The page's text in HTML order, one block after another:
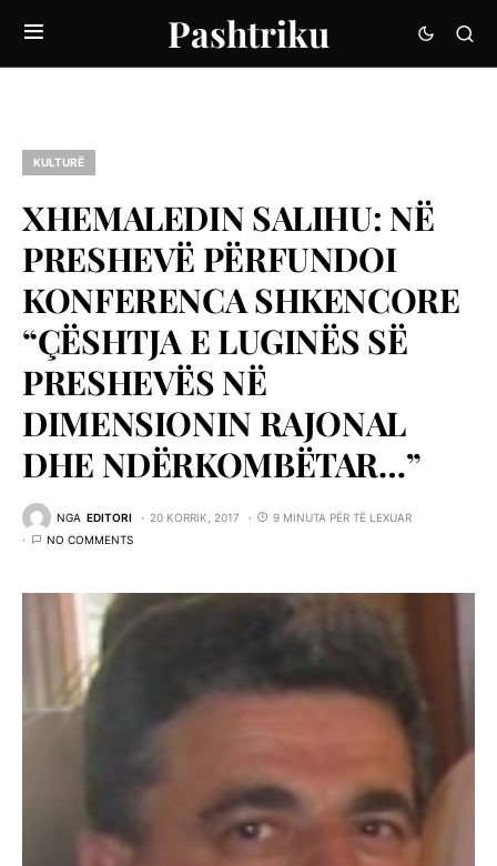
Pashtriku
KULTURË
XHEMALEDIN SALIHU: NË
PRESHEVË PËRFUNDOI
KONFERENCA SHKENCORE
“ÇËSHTJA E LUGINËS SË
PRESHEVËS NË
DIMENSIONIN RAJONAL
DHE NDËRKOMBËTAR…”
NGA EDITORI 20 KORRIK, 2017
9 MINUTA PËR TË LEXUAR
NO COMMENTS